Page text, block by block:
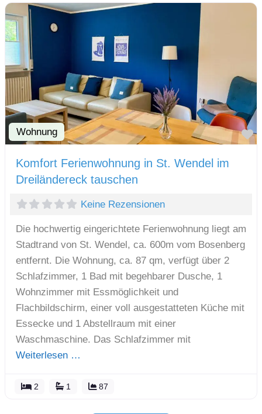
Wohnung
Komfort Ferienwohnung in St. Wendel im
Dreiländereck tauschen
Keine Rezensionen
Die hochwertig eingerichtete Ferienwohnung liegt am
Stadtrand von St. Wendel, ca. 600m vom Bosenberg
entfernt. Die Wohnung, ca. 87 qm, verfügt über 2
Schlafzimmer, 1 Bad mit begehbarer Dusche, 1
Wohnzimmer mit Essmöglichkeit und
Flachbildschirm, einer voll ausgestatteten Küche mit
Essecke und 1 Abstellraum mit einer
Waschmaschine. Das Schlafzimmer mit
Weiterlesen …
2 1 87